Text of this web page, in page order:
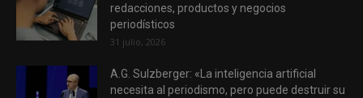
redacciones, productos y negocios
periodísticos
31 julio, 2026
A.G. Sulzberger: «La inteligencia artificial
necesita al periodismo, pero puede destruir su